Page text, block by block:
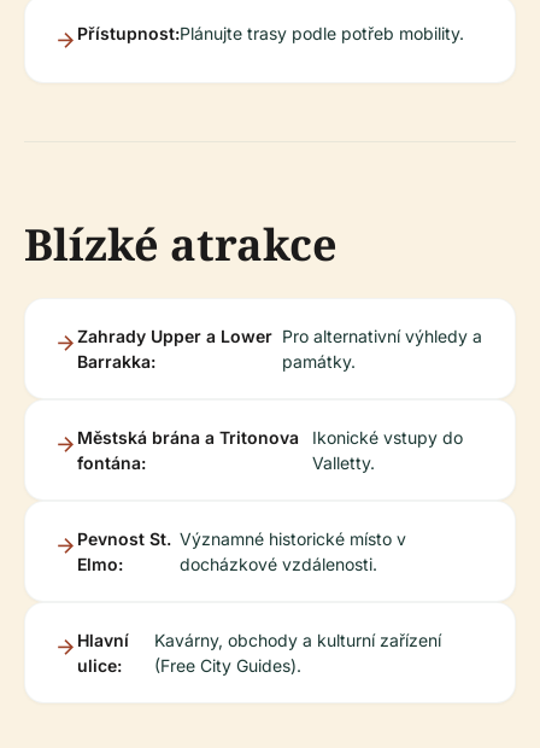
Přístupnost:Plánujte trasy podle potřeb mobility.
Blízké atrakce
Zahrady Upper a Lower
Barrakka:
Pro alternativní výhledy a
památky.
Městská brána a Tritonova
fontána:
Ikonické vstupy do
Valletty.
Pevnost St.
Elmo:
Významné historické místo v
docházkové vzdálenosti.
Hlavní
ulice:
Kavárny, obchody a kulturní zařízení
(Free City Guides).